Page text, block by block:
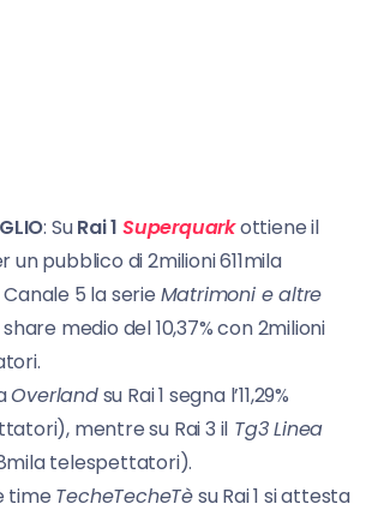
: SuRai 1 Superquarkottiene il
un pubblico di 2milioni 611mila
5 la serie Matrimoni e altre
medio del 10,37% con 2milioni
Overlandsu Rai 1 segna l’11,29%
mentre su Rai 3 il Tg3 Linea
telespettatori).
time TecheTecheTèsu Rai 1 si attesta